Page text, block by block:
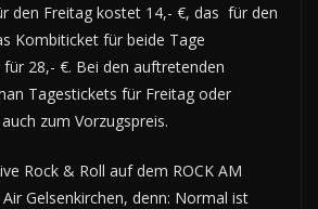
den Freitag kostet 14,- €, das für den
Kombiticket für beide Tage
28,- €. Bei den auftretenden
Tagestickets für Freitag oder
zum Vorzugspreis.
Rock & Roll auf dem ROCK AM
Air Gelsenkirchen, denn: Normal ist